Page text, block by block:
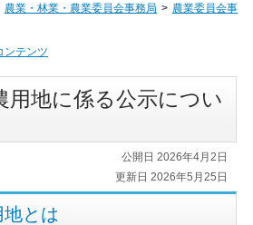
農業・林業・農業委員会事務局
農業委員会事
ンテンツ
用地に係る公示につい
公開日 2026年4月2日
更新日 2026年5月25日
とは